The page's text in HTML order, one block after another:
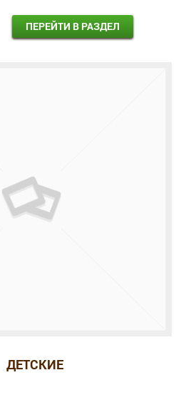
ПЕРЕЙТИ В РАЗДЕЛ
ДЕТСКИЕ